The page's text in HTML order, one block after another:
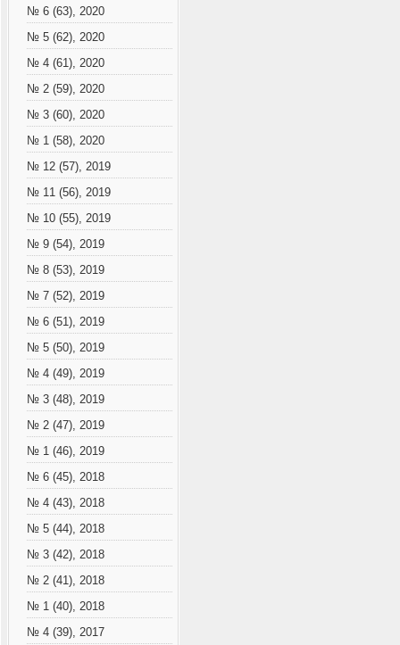
№ 6 (63), 2020
№ 5 (62), 2020
№ 4 (61), 2020
№ 2 (59), 2020
№ 3 (60), 2020
№ 1 (58), 2020
№ 12 (57), 2019
№ 11 (56), 2019
№ 10 (55), 2019
№ 9 (54), 2019
№ 8 (53), 2019
№ 7 (52), 2019
№ 6 (51), 2019
№ 5 (50), 2019
№ 4 (49), 2019
№ 3 (48), 2019
№ 2 (47), 2019
№ 1 (46), 2019
№ 6 (45), 2018
№ 4 (43), 2018
№ 5 (44), 2018
№ 3 (42), 2018
№ 2 (41), 2018
№ 1 (40), 2018
№ 4 (39), 2017